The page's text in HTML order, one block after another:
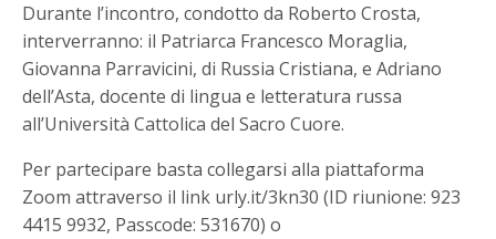
Durante l’incontro, condotto da Roberto Crosta,
interverranno: il Patriarca Francesco Moraglia,
Giovanna Parravicini, di Russia Cristiana, e Adriano
dell’Asta, docente di lingua e letteratura russa
all’Università Cattolica del Sacro Cuore.
Per partecipare basta collegarsi alla piattaforma
Zoom attraverso il link urly.it/3kn30 (ID riunione: 923
4415 9932, Passcode: 531670) o